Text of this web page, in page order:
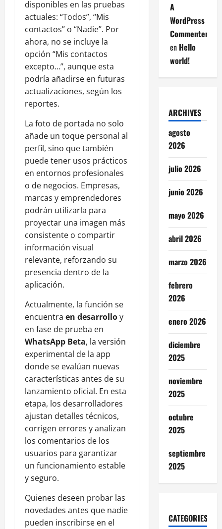
disponibles en las pruebas
actuales: “Todos”, “Mis
contactos” o “Nadie”. Por
ahora, no se incluye la
opción “Mis contactos
excepto…”, aunque esta
podría añadirse en futuras
actualizaciones, según los
reportes.
La foto de portada no solo
añade un toque personal al
perfil, sino que también
puede tener usos prácticos
en entornos profesionales
o de negocios. Empresas,
marcas y emprendedores
podrán utilizarla para
proyectar una imagen más
consistente o compartir
información visual
relevante, reforzando su
presencia dentro de la
aplicación.
Actualmente, la función se
encuentra en desarrolloy
en fase de prueba en
WhatsApp Beta, la versión
experimental de la app
donde se evalúan nuevas
características antes de su
lanzamiento oficial. En esta
etapa, los desarrolladores
ajustan detalles técnicos,
corrigen errores y analizan
los comentarios de los
usuarios para garantizar
un funcionamiento estable
y seguro.
Quienes deseen probar las
novedades antes que nadie
pueden inscribirse en el
A
WordPress
Commenter
en Hello
world!
ARCHIVES
agosto
2026
julio 2026
junio 2026
mayo 2026
abril 2026
marzo 2026
febrero
2026
enero 2026
diciembre
2025
noviembre
2025
octubre
2025
septiembre
2025
CATEGORIES